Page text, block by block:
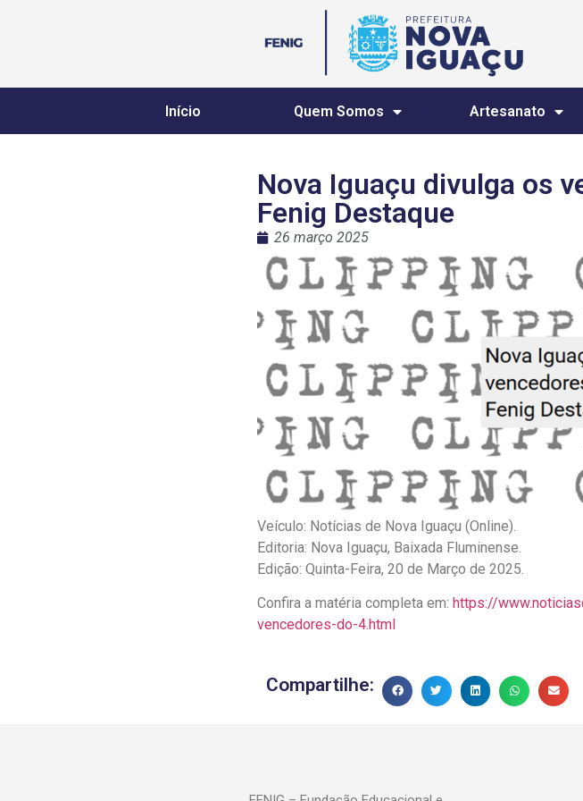
Início Quem Somos Artesanato
Nova Iguaçu divulga os
Fenig Destaque
26 março 2025
Veículo: Notícias de Nova Iguaçu (Online).
Editoria: Nova Iguaçu, Baixada Fluminense.
Edição: Quinta-Feira, 20 de Março de 2025.
Confira a matéria completa em: https://
vencedores-do-4.html
Compartilhe: